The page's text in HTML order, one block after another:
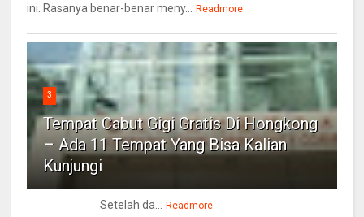
ini. Rasanya benar-benar meny... Readmore
3
Tempat Cabut Gigi Gratis Di Hongkong
– Ada 11 Tempat Yang Bisa Kalian
Kunjungi
Setelah da... Readmore